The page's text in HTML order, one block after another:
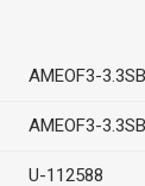
AMEOF3-
AMEOF3-
U-112588